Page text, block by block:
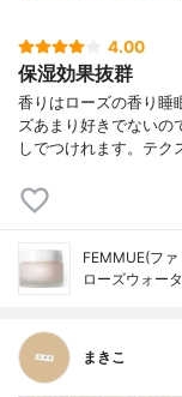
4.00
保湿効果抜群
香りはローズの香り睡
ズあまり好きでないの
しでつけれます。テク
FEMMUE(ファ
ローズウォー
まきこ